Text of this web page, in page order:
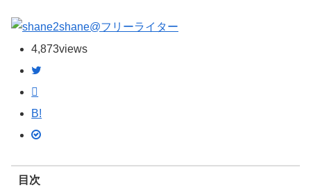
shane@フリーライター
4,873views
B!
目次